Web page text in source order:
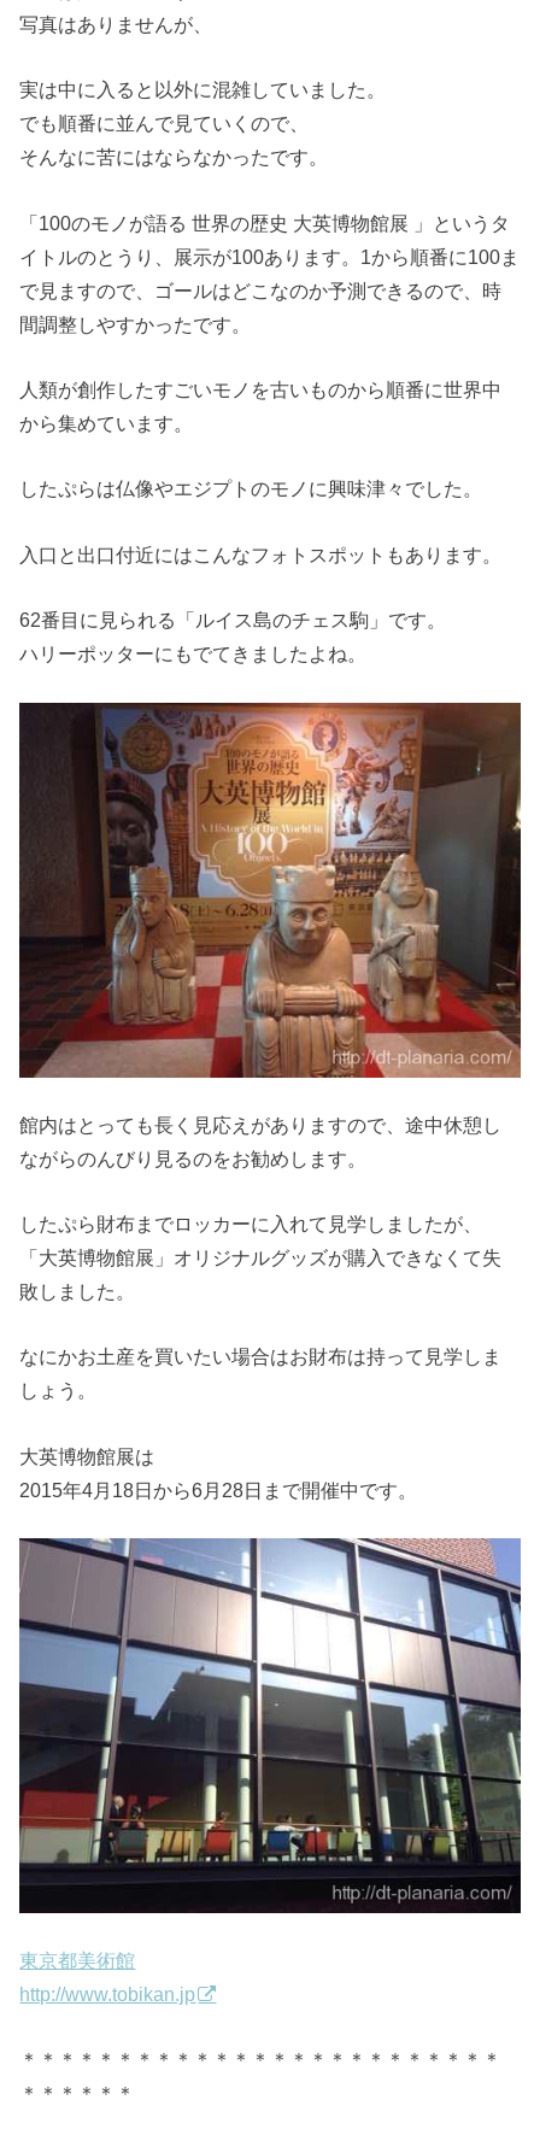
写真はありませんが、
実は中に入ると以外に混雑していました。
でも順番に並んで見ていくので、
そんなに苦にはならなかったです。
「100のモノが語る 世界の歴史 大英博物館展 」というタ
イトルのとうり、展示が100あります。1から順番に100ま
で見ますので、ゴールはどこなのか予測できるので、時
間調整しやすかったです。
人類が創作したすごいモノを古いものから順番に世界中
から集めています。
したぷらは仏像やエジプトのモノに興味津々でした。
入口と出口付近にはこんなフォトスポットもあります。
62番目に見られる「ルイス島のチェス駒」です。
ハリーポッターにもでてきましたよね。
館内はとっても長く見応えがありますので、途中休憩し
ながらのんびり見るのをお勧めします。
したぷら財布までロッカーに入れて見学しましたが、
「大英博物館展」オリジナルグッズが購入できなくて失
敗しました。
なにかお土産を買いたい場合はお財布は持って見学しま
しょう。
大英博物館展は
2015年4月18日から6月28日まで開催中です。
東京都美術館
http://www.tobikan.jp
＊＊＊＊＊＊＊＊＊＊＊＊＊＊＊＊＊＊＊＊＊＊＊＊＊
＊＊＊＊＊＊